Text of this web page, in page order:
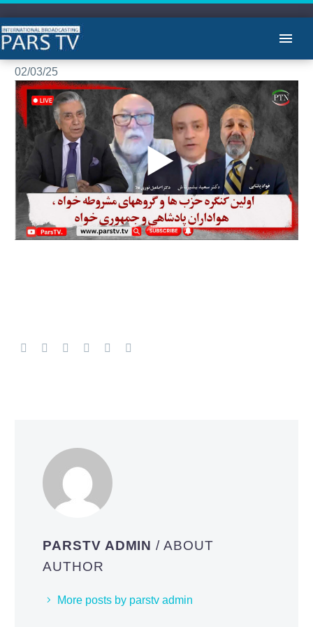
نوری علا و فواد پاشایی
02/03/25
PARSTV ADMIN/ ABOUT
AUTHOR
More posts by parstv admin